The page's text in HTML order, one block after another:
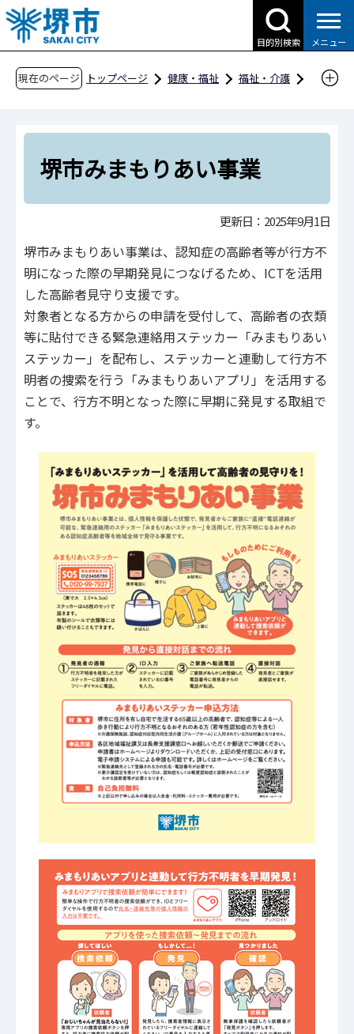
こ
の
ペ
目的別検索 メニュー
現在のページ トップページ 健康・福祉
福祉・介護
堺市みまもりあい事業
堺市みまもりあい事業
更新日：2025年9月1日
堺市みまもりあい事業は、認知症の高齢者等が行方不
明になった際の早期発見につなげるため、ICTを活用
した高齢者見守り支援です。
対象者となる方からの申請を受付して、高齢者の衣類
等に貼付できる緊急連絡用ステッカー「みまもりあい
ステッカー」を配布し、ステッカーと連動して行方不
明者の捜索を行う「みまもりあいアプリ」を活用する
ことで、行方不明となった際に早期に発見する取組で
す。